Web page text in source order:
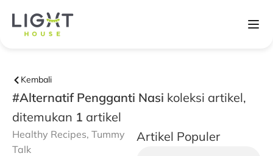
Kembali
#Alternatif Pengganti Nasi koleksi artikel,
ditemukan 1 artikel
Healthy Recipes, Tummy
Talk
Artikel Populer